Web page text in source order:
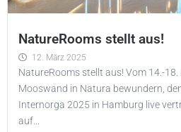
NatureRooms stellt aus!
12. März 2025
NatureRooms stellt aus! Vom 14.-
Mooswand in Natura bewundern,
Internorga 2025 in Hamburg live
auf...